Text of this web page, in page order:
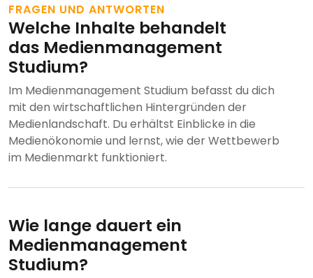
FRAGEN UND ANTWORTEN
Welche Inhalte behandelt
das Medienmanagement
Studium?
Im Medienmanagement Studium befasst du dich
mit den wirtschaftlichen Hintergründen der
Medienlandschaft. Du erhältst Einblicke in die
Medienökonomie und lernst, wie der Wettbewerb
im Medienmarkt funktioniert.
Wie lange dauert ein
Medienmanagement
Studium?